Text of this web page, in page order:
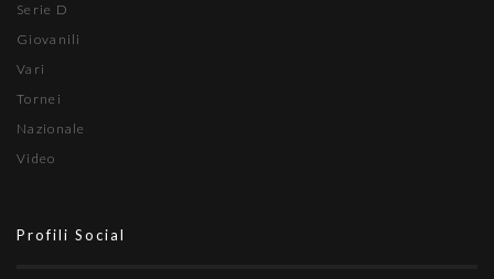
Serie D
Giovanili
Vari
Tornei
Nazionale
Video
Profili Social